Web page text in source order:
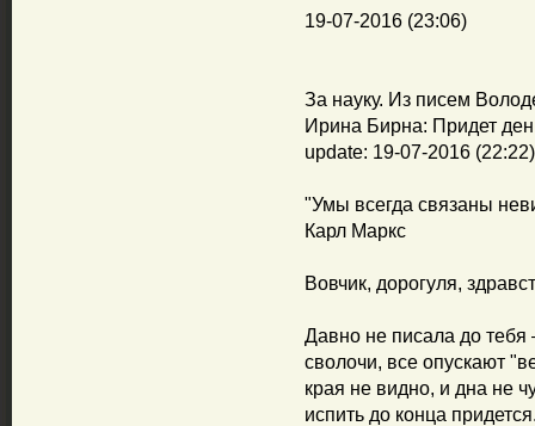
19-07-2016 (23:06)
За науку. Из писем
Ирина Бирна: Придет
update: 19-07-2016 (22:22)
"Умы всегда связаны
Карл Маркс
Вовчик, дорогуля,
Давно не писала до
сволочи, все опускают
края не видно, и дна не
испить до конца